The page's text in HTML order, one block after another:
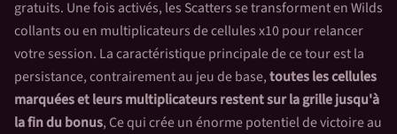
gratuits. Une fois activés, les Scatters se transforment en Wilds
collants ou en multiplicateurs de cellules x10 pour relancer
votre session. La caractéristique principale de ce tour est la
persistance, contrairement au jeu de base,toutes les cellules
marquées et leurs multiplicateurs restent sur la grille jusqu'à
la fin du bonus, Ce qui crée un énorme potentiel de victoire au